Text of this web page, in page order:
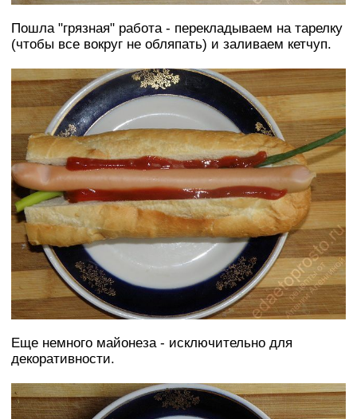
Пошла "грязная" работа - перекладываем на тарелку
(чтобы все вокруг не обляпать) и заливаем кетчуп.
Еще немного майонеза - исключительно для
декоративности.